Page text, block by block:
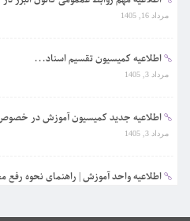
مرداد 16, 1405
اطلاعیه کمیسیون تقسیم اسناد...
مرداد 3, 1405
اطلاعیه جدید کمیسیون آموزش در
مرداد 3, 1405
اطلاعیه واحد آموزش | راهنمای نحوه